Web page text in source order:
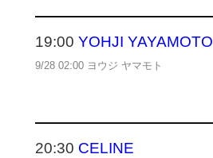
19:00 YOHJI YAYAMOTO
9/28 02:00 ヨウジ ヤマモト
20:30 CELINE